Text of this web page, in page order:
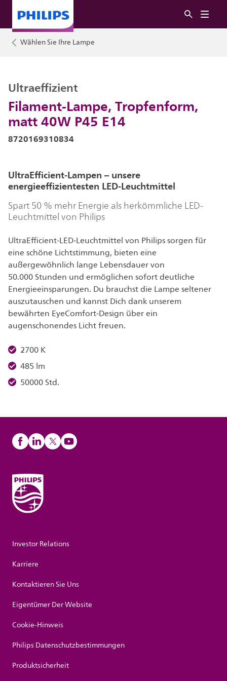
Wählen Sie Ihre Lampe
Filament-Lampe, Tropfenform,
matt 40W P45 E14
Ultraeffizient
8720169310834
UltraEfficient-Lampen – unsere
energieeffizientesten LED-Leuchtmittel
Spart 50 % mehr Energie als herkömmliche LED-
Leuchtmittel von Philips
UltraEfficient-LED-Leuchtmittel von Philips sorgen für
eine schöne Lichtstimmung, bieten eine
außergewöhnlich lange Lebensdauer von
50.000 Stunden und ermöglichen sofort deutliche
Energieeinsparungen. Du brauchst die Lampe seltener
auszutauschen und kannst Dich dank unserem
bewährten EyeComfort-Design über ein
augenschonendes Licht freuen.
2700 K
485 lm
50000 Std.
Investor Relations
Karriere
Kontaktieren Sie Uns
Eigentümer Der Website
Cookie-Hinweis
Philips Datenschutzbestimmungen
Produktsicherheit